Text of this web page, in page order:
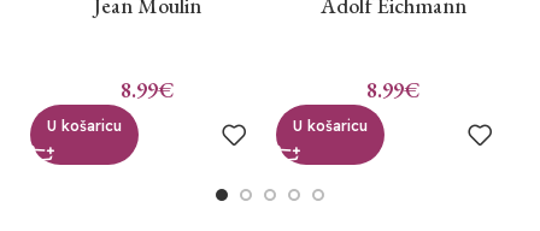
Jean Moulin
8.99€
U košaricu
Adolf Eichmann
8.99€
U košaricu